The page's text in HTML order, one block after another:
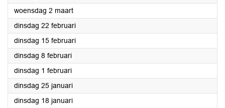
woensdag 2 maart2022
dinsdag 22 februari2022
dinsdag 15 februari2022
dinsdag 8 februari2022
dinsdag 1 februari2022
dinsdag 25 januari2022
dinsdag 18 januari2022